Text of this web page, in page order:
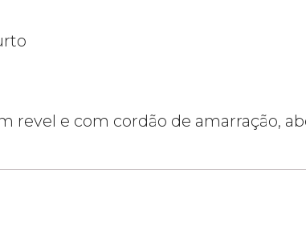
revel e com cordão de amarração,